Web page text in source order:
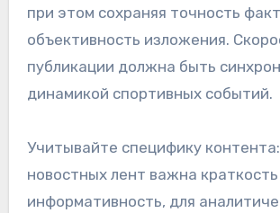
при этом сохраняя точность
объективность изложения.
публикации должна быть
динамикой спортивных событий.
Учитывайте специфику
новостных лент важна краткость
информативность, для